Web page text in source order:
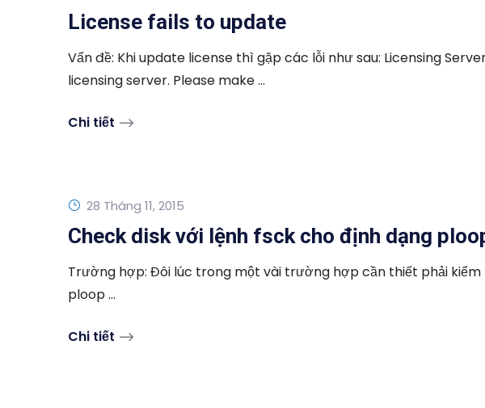
License fails to update
Vấn đề: Khi update license thì gặp các lỗi như sau: Licensing
licensing server. Please make ...
Chi tiết
28 Tháng 11, 2015
Check disk với lệnh fsck cho định dạng
Trường hợp: Đôi lúc trong một vài trường hợp cần thiết phải
ploop ...
Chi tiết